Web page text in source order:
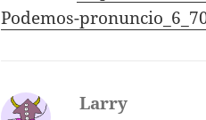
Podemos-
Larry